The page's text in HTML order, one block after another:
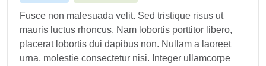
Fusce non malesuada velit. Sed tristique risus ut
mauris luctus rhoncus. Nam lobortis porttitor libero,
placerat lobortis dui dapibus non. Nullam a laoreet
urna, molestie consectetur nisi. Integer ullamcorpe